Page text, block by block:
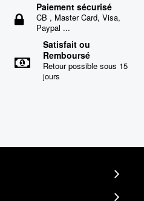
Paiement sécurisé
CB , Master Card, Visa,
Paypal ...
Satisfait ou
Remboursé
Retour possible sous 15
jours